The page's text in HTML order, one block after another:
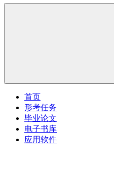
首页
形考任务
毕业论文
电子书库
应用软件